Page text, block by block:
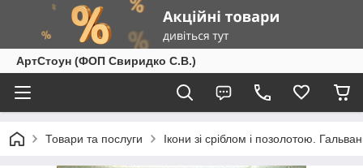
АртСтоун (ФОП Свиридко С.В.)
Товари та послуги Ікони зі сріблом і позолотою.